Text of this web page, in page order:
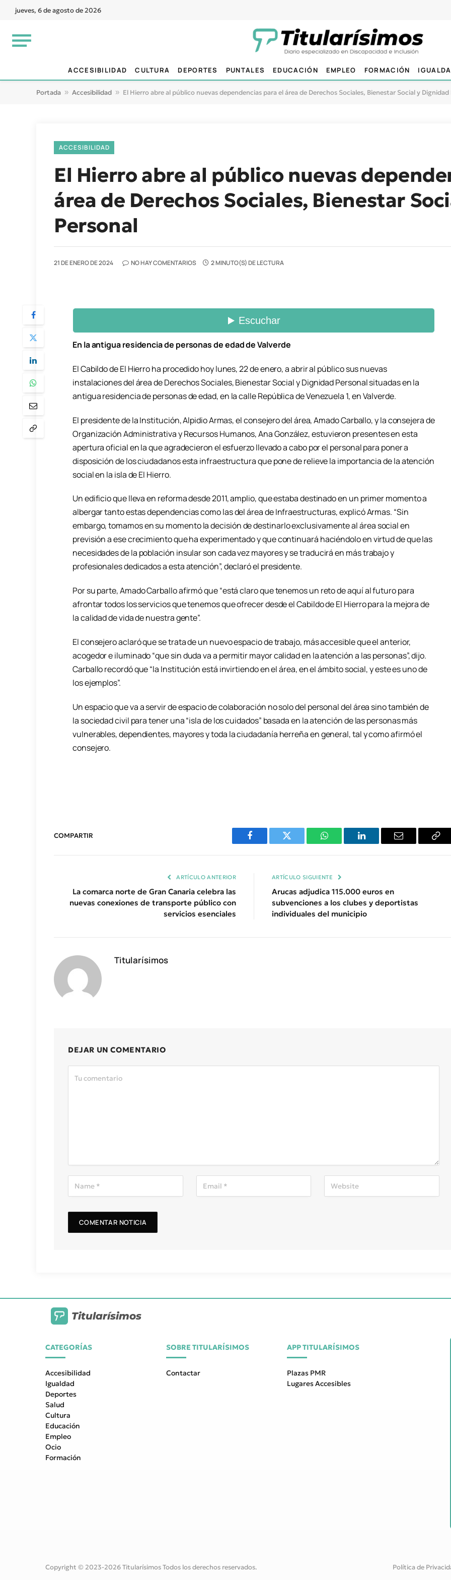
jueves, 6 de agosto de 2026
ACCESIBILIDAD CULTURA DEPORTES PUNTALES EDUCACIÓN EMPLEO FORMACIÓN
Portada » Accesibilidad » El Hierro abre al público nuevas dependencias para el área de Derechos Sociales, Bienestar Social y Dignidad
ACCESIBILIDAD
El Hierro abre al público nuevas
área de Derechos Sociales, Bienestar
Personal
21 DE ENERO DE 2024 NO HAY COMENTARIOS 2 MINUTO(S) DE LECTURA
En la antigua residencia de personas de edad de Valverde
El Cabildo de El Hierro ha procedido hoy lunes, 22 de enero, a abrir al público sus nuevas
instalaciones del área de Derechos Sociales, Bienestar Social y Dignidad Personal situadas en la
antigua residencia de personas de edad, en la calle República de Venezuela 1, en Valverde.
El presidente de la Institución, Alpidio Armas, el consejero del área, Amado Carballo, y la consejera de
Organización Administrativa y Recursos Humanos, Ana González, estuvieron presentes en esta
apertura oficial en la que agradecieron el esfuerzo llevado a cabo por el personal para poner a
disposición de los ciudadanos esta infraestructura que pone de relieve la importancia de la atención
social en la isla de El Hierro.
Un edificio que lleva en reforma desde 2011, amplio, que estaba destinado en un primer momento a
albergar tanto estas dependencias como las del área de Infraestructuras, explicó Armas. “Sin
embargo, tomamos en su momento la decisión de destinarlo exclusivamente al área social en
previsión a ese crecimiento que ha experimentado y que continuará haciéndolo en virtud de que las
necesidades de la población insular son cada vez mayores y se traducirá en más trabajo y
profesionales dedicados a esta atención”, declaró el presidente.
Por su parte, Amado Carballo afirmó que “está claro que tenemos un reto de aquí al futuro para
afrontar todos los servicios que tenemos que ofrecer desde el Cabildo de El Hierro para la mejora de
la calidad de vida de nuestra gente”.
El consejero aclaró que se trata de un nuevo espacio de trabajo, más accesible que el anterior,
acogedor e iluminado “que sin duda va a permitir mayor calidad en la atención a las personas”, dijo.
Carballo recordó que “la Institución está invirtiendo en el área, en el ámbito social, y este es uno de
los ejemplos”.
Un espacio que va a servir de espacio de colaboración no solo del personal del área sino también de
la sociedad civil para tener una “isla de los cuidados” basada en la atención de las personas más
vulnerables, dependientes, mayores y toda la ciudadanía herreña en general, tal y como afirmó el
consejero.
COMPARTIR
Facebook Twitter WhatsAppLinkedIn Email
ARTÍCULO ANTERIOR
La comarca norte de Gran Canaria celebra las
nuevas conexiones de transporte público con
servicios esenciales
ARTÍCULO SIGUIENTE
Arucas adjudica 115.000 euros en
subvenciones a los clubes y deportistas
individuales del municipio
Titularísimos
DEJAR UN COMENTARIO
Titularísimos
CATEGORÍAS
Accesibilidad
Igualdad
Deportes
Salud
Cultura
Educación
Empleo
Ocio
Formación
SOBRE TITULARÍSIMOS
Contactar
APP TITULARÍSIMOS
Plazas PMR
Lugares Accesibles
Copyright © 2023-2026 Titularísimos Todos los derechos reservados. Política de